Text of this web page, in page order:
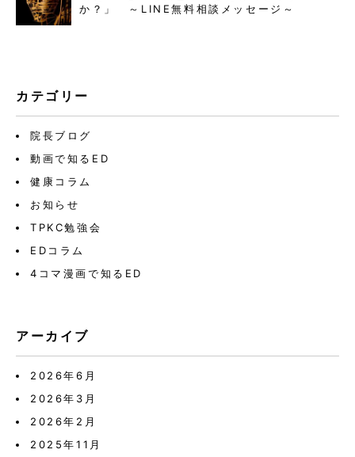
か？」 ～LINE無料相談メッセージ～
カテゴリー
院長ブログ
動画で知るED
健康コラム
お知らせ
TPKC勉強会
EDコラム
4コマ漫画で知るED
アーカイブ
2026年6月
2026年3月
2026年2月
2025年11月